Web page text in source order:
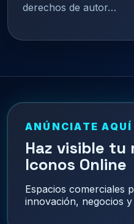
derechos de autor…
ANÚNCIATE AQUÍ
Haz visible tu
Iconos Online
Espacios comerciales
innovación, negocios y